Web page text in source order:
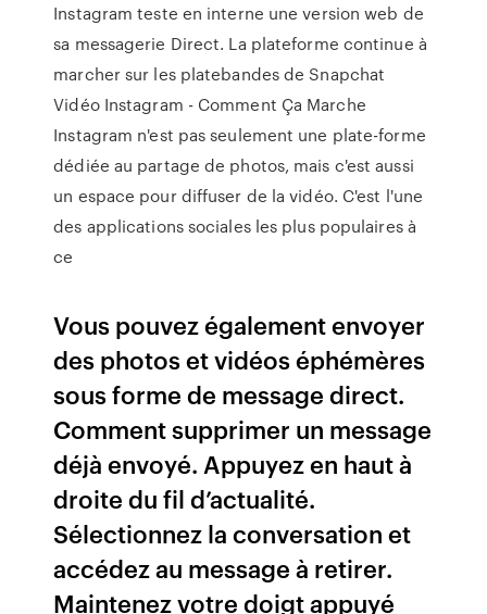
Instagram teste en interne une version web de
sa messagerie Direct. La plateforme continue à
marcher sur les platebandes de Snapchat
Vidéo Instagram - Comment Ça Marche
Instagram n'est pas seulement une plate-forme
dédiée au partage de photos, mais c'est aussi
un espace pour diffuser de la vidéo. C'est l'une
des applications sociales les plus populaires à
ce
Vous pouvez également envoyer
des photos et vidéos éphémères
sous forme de message direct.
Comment supprimer un message
déjà envoyé. Appuyez en haut à
droite du fil d’actualité.
Sélectionnez la conversation et
accédez au message à retirer.
Maintenez votre doigt appuyé